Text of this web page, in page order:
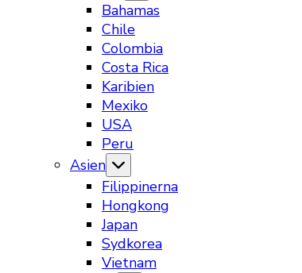
Bahamas
Chile
Colombia
Costa Rica
Karibien
Mexiko
USA
Peru
Asien
Filippinerna
Hongkong
Japan
Sydkorea
Vietnam